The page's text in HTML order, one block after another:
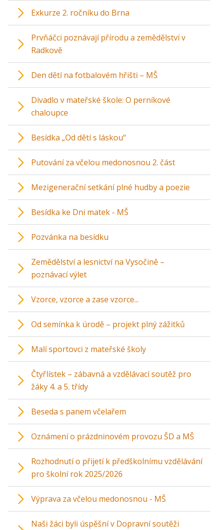
Exkurze 2. ročníku do Brna
Prvňáčci poznávají přírodu a zemědělství v
Radkově
Den dětí na fotbalovém hřišti – MŠ
Divadlo v mateřské škole: O perníkové
chaloupce
Besídka „Od dětí s láskou“
Putování za včelou medonosnou 2. část
Mezigenerační setkání plné hudby a poezie
Besídka ke Dni matek - MŠ
Pozvánka na besídku
Zemědělství a lesnictví na Vysočině –
poznávací výlet
Vzorce, vzorce a zase vzorce...
Od semínka k úrodě – projekt plný zážitků
Malí sportovci z mateřské školy
Čtyřlístek – zábavná a vzdělávací soutěž pro
žáky 4. a 5. třídy
Beseda s panem včelařem
Oznámení o prázdninovém provozu ŠD a MŠ
Rozhodnutí o přijetí k předškolnímu vzdělávání
pro školní rok 2025/2026
Výprava za včelou medonosnou - MŠ
Naši žáci byli úspěšní v Dopravní soutěži